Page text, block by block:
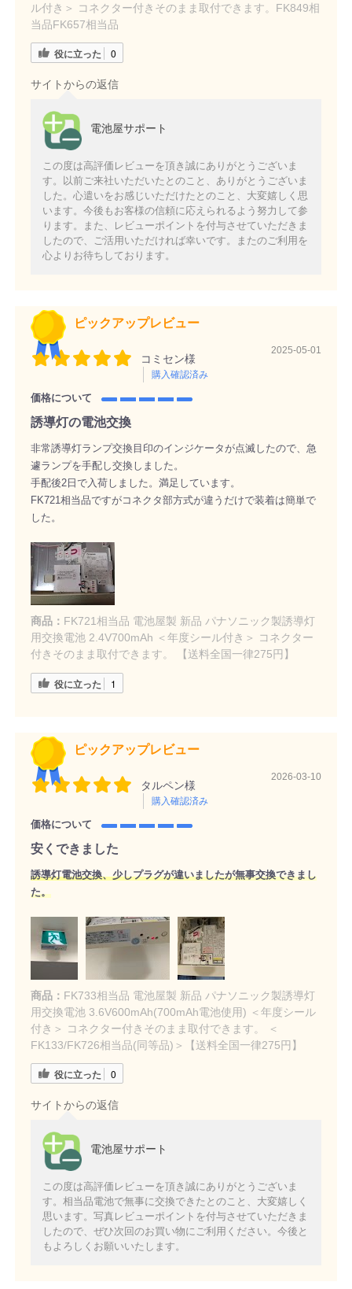
ル付き＞ コネクター付きそのまま取付できます。FK849相
当品FK657相当品
役に立った 0
サイトからの返信
電池屋サポート
この度は高評価レビューを頂き誠にありがとうございま
す。以前ご来社いただいたとのこと、ありがとうございま
した。心遣いをお感じいただけたとのこと、大変嬉しく思
います。今後もお客様の信頼に応えられるよう努力して参
ります。また、レビューポイントを付与させていただきま
したので、ご活用いただければ幸いです。またのご利用を
心よりお待ちしております。
ピックアップレビュー
コミセン様
購入確認済み
2025-05-01
価格について
誘導灯の電池交換
非常誘導灯ランプ交換目印のインジケータが点滅したので、急
遽ランプを手配し交換しました。
手配後2日で入荷しました。満足しています。
FK721相当品ですがコネクタ部方式が違うだけで装着は簡単で
した。
商品： FK721相当品 電池屋製 新品 パナソニック製誘導灯
用交換電池 2.4V700mAh ＜年度シール付き＞ コネクター
付きそのまま取付できます。 【送料全国一律275円】
役に立った 1
ピックアップレビュー
タルペン様
購入確認済み
2026-03-10
価格について
安くできました
誘導灯電池交換、少しプラグが違いましたが無事交換できまし
た。
商品： FK733相当品 電池屋製 新品 パナソニック製誘導灯
用交換電池 3.6V600mAh(700mAh電池使用) ＜年度シール
付き＞ コネクター付きそのまま取付できます。 ＜
FK133/FK726相当品(同等品)＞【送料全国一律275円】
役に立った 0
サイトからの返信
電池屋サポート
この度は高評価レビューを頂き誠にありがとうございま
す。相当品電池で無事に交換できたとのこと、大変嬉しく
思います。写真レビューポイントを付与させていただきま
したので、ぜひ次回のお買い物にご利用ください。今後と
もよろしくお願いいたします。